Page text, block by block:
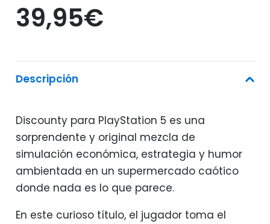
39,95€
Descripción
Discounty para PlayStation 5 es una
sorprendente y original mezcla de
simulación económica, estrategia y humor
ambientada en un supermercado caótico
donde nada es lo que parece.
En este curioso título, el jugador toma el